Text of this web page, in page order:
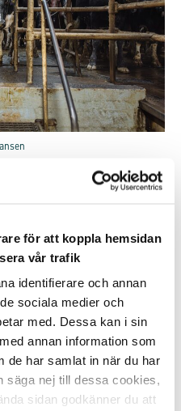
för att koppla hemsidan
vår trafik
identifierare och annan
sociala medier och
med. Dessa kan i sin
annan information som
de har samlat in när du har
säga nej till dessa cookies,
sidan godkänner du att
och saknar kritiska
i olika mediekanaler
såväl som
ofta. I ett videoklipp
exempelvis låten “Who
i början och slutet av
inför publik. Några barn
bajs samtidigt som
bajsar. I ett annat klipp
filmas en person i
runt och säger “mu.”
deras perspektiv